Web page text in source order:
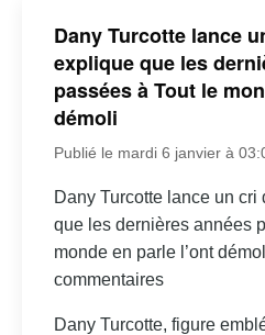
Dany Turcotte lance
explique que les
passées à Tout le
démoli
Publié le mardi 6 janvier à
Dany Turcotte lance un
que les dernières années
monde en parle l’ont
commentaires
Dany Turcotte, figure